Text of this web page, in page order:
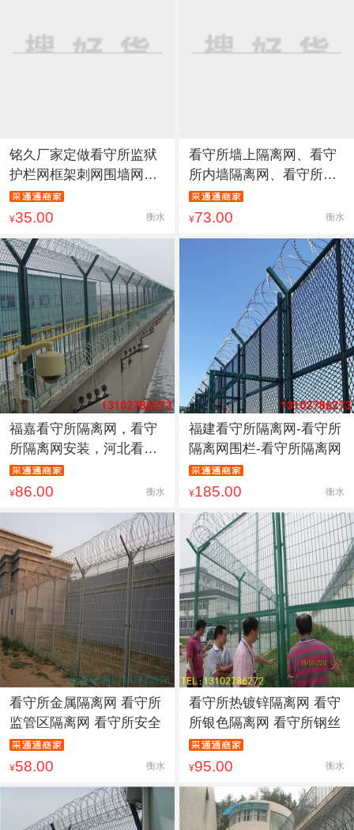
铭久厂家定做看守所监狱
护栏网框架刺网围墙网护
栏浸
¥35.00 衡水
看守所墙上隔离网、看守
所内墙隔离网、看守所外
墙隔
¥73.00 衡水
福嘉看守所隔离网，看守
所隔离网安装，河北看守
所隔
¥86.00 衡水
福建看守所隔离网-看守所
隔离网围栏-看守所隔离网
¥185.00 衡水
看守所金属隔离网 看守所
监管区隔离网 看守所安全
¥58.00 衡水
看守所热镀锌隔离网 看守
所银色隔离网 看守所钢丝
¥95.00 衡水